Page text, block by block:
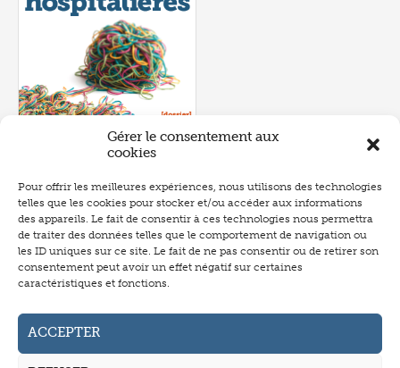
Gérer le consentement aux
cookies
Pour offrir les meilleures expériences, nous utilisons des technologies
telles que les cookies pour stocker et/ou accéder aux informations
des appareils. Le fait de consentir à ces technologies nous permettra
de traiter des données telles que le comportement de navigation ou
les ID uniques sur ce site. Le fait de ne pas consentir ou de retirer son
consentement peut avoir un effet négatif sur certaines
caractéristiques et fonctions.
ACCEPTER
Numéro 657- juin 2026
Annonceurs
Auteurs